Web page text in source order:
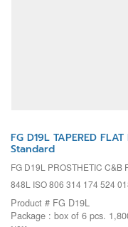
FG D19L TAPERED
Standard
FG D19L PROSTHETIC C&B
848L ISO 806 314 174 524
Product # FG D19L
Package : box of 6 pcs.